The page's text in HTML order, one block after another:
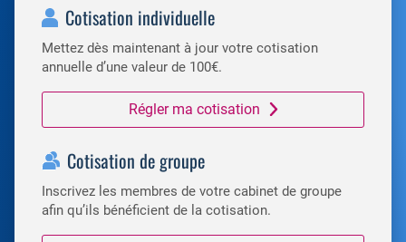
Cotisation individuelle
Mettez dès maintenant à jour votre cotisation
annuelle d’une valeur de 100€.
Régler ma cotisation
Cotisation de groupe
Inscrivez les membres de votre cabinet de groupe
afin qu’ils bénéficient de la cotisation.